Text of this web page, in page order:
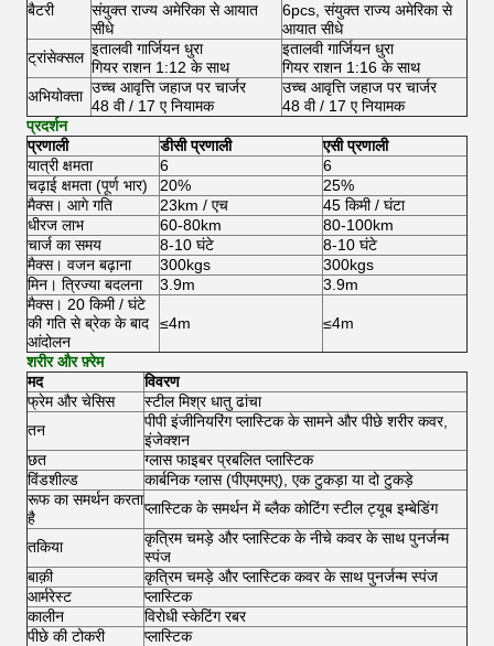
बैटरी
संयुक्त राज्य अमेरिका से आयात
सीधे
6pcs, संयुक्त राज्य अमेरिका से
आयात सीधे
ट्रांसेक्सल इतालवी गार्जियन धुरा
गियर राशन 1:12 के साथ
इतालवी गार्जियन धुरा
गियर राशन 1:16 के साथ
अभियोक्ता उच्च आवृत्ति जहाज पर चार्जर
48 वी / 17 ए नियामक
उच्च आवृत्ति जहाज पर चार्जर
48 वी / 17 ए नियामक
प्रदर्शन
प्रणाली
डीसी प्रणाली
एसी प्रणाली
यात्री क्षमता
6
6
चढ़ाई क्षमता (पूर्ण भार)
20%
25%
मैक्स। आगे गति 23km / एच
45 किमी / घंटा
धीरज लाभ
60-80km
80-100km
चार्ज का समय
8-10 घंटे
8-10 घंटे
मैक्स। वजन बढ़ाना 300kgs
300kgs
मिन। त्रिज्या बदलना 3.9m
3.9m
मैक्स। 20 किमी / घंटे
की गति से ब्रेक के बाद
आंदोलन
≤4m ≤4m
शरीर और फ़्रेम
मद
विवरण
फ्रेम और चेसिस
स्टील मिश्र धातु ढांचा
तन
पीपी इंजीनियरिंग प्लास्टिक के सामने और पीछे शरीर कवर,
इंजेक्शन
छत
ग्लास फाइबर प्रबलित प्लास्टिक
विंडशील्ड
कार्बनिक ग्लास (पीएमएमए), एक टुकड़ा या दो टुकड़े
रूफ का समर्थन करता
है
प्लास्टिक के समर्थन में ब्लैक कोटिंग स्टील ट्यूब इम्बेडिंग
तकिया
कृत्रिम चमड़े और प्लास्टिक के नीचे कवर के साथ पुनर्जन्म
स्पंज
बाक़ी
कृत्रिम चमड़े और प्लास्टिक कवर के साथ पुनर्जन्म स्पंज
आर्मरेस्ट
प्लास्टिक
कालीन
विरोधी स्केटिंग रबर
पीछे की टोकरी
प्लास्टिक